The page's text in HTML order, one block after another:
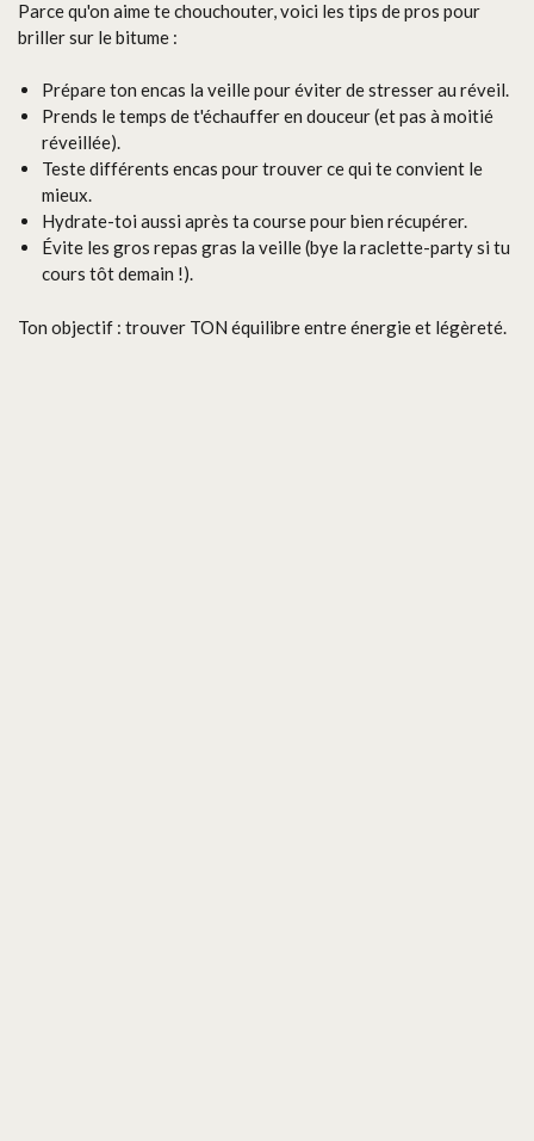
Parce qu'on aime te chouchouter, voici les tips de pros pour
briller sur le bitume :
Prépare ton encas la veille pour éviter de stresser au réveil.
Prends le temps de t'échauffer en douceur (et pas à moitié
réveillée).
Teste différents encas pour trouver ce qui te convient le
mieux.
Hydrate-toi aussi après ta course pour bien récupérer.
Évite les gros repas gras la veille (bye la raclette-party si tu
cours tôt demain !).
Ton objectif : trouver TON équilibre entre énergie et légèreté.